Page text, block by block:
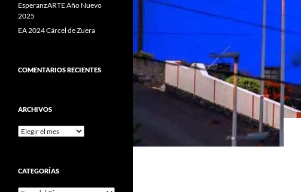
EsperanzARTE Año Nuevo
2025
EA 2024 Cárcel de Zuera
COMENTARIOS RECIENTES
ARCHIVOS
Archivos
CATEGORÍAS